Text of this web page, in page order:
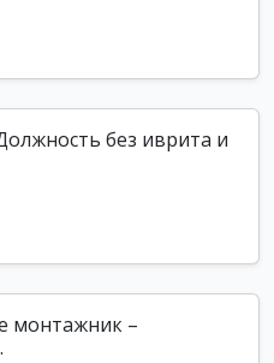
без иврита и
монтажник –